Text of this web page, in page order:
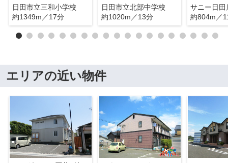
日田市立三和小学校
約1349m／17分
日田市立北部中学校
約1020m／13分
サニー日田
約804m／
エリアの近い物件